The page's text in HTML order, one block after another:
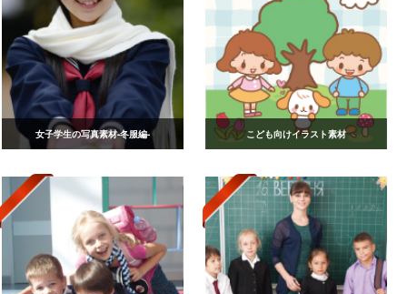
女子学生の写真素材-冬服編- こども向けイラスト素材